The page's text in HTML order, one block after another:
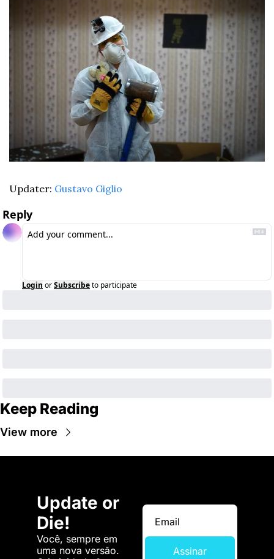
Updater: Gustavo Giglio
Reply
Login orSubscribeto participate
Keep Reading
View more
Update or
Die!
Você, sempre em
uma nova versão.
Assinar